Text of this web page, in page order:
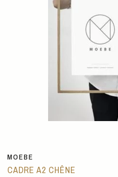
MOEBE
CADRE A2 CHÊNE